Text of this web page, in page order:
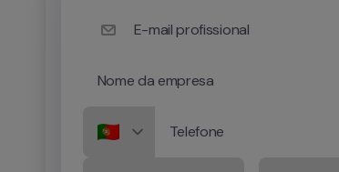
E-mail profissional
Nome da empresa
Telefone